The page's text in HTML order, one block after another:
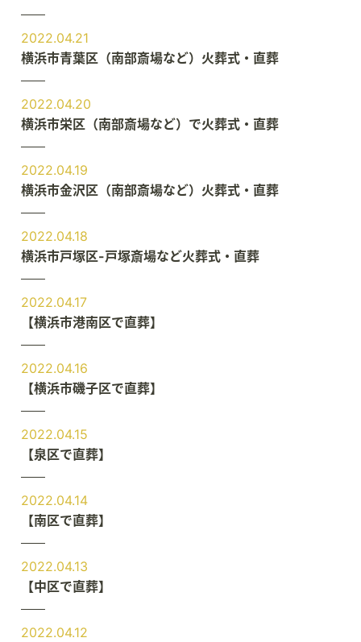
2022.04.21
横浜市青葉区（南部斎場など）火葬式・直葬
2022.04.20
横浜市栄区（南部斎場など）で火葬式・直葬
2022.04.19
横浜市金沢区（南部斎場など）火葬式・直葬
2022.04.18
横浜市戸塚区-戸塚斎場など火葬式・直葬
2022.04.17
【横浜市港南区で直葬】
2022.04.16
【横浜市磯子区で直葬】
2022.04.15
【泉区で直葬】
2022.04.14
【南区で直葬】
2022.04.13
【中区で直葬】
2022.04.12